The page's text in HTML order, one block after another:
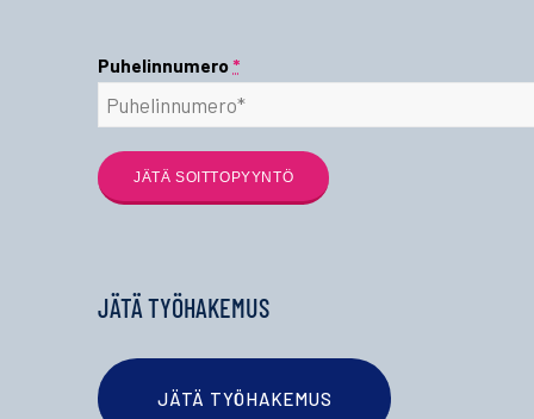
Puhelinnumero*
JÄTÄ TYÖHAKEMUS
JÄTÄ TYÖHAKEMUS